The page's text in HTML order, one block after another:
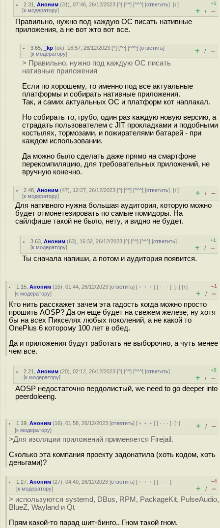
2.31 ,Аноним (31), 07:46, 26/12/2023 [^] [^^] [^^^] [ответить][↓]
[к модератору]
+1
+ / –
Правильно, нужно под каждую ОС писать нативные
приложения, а не вот жто вот все.
3.65 _kp (ok), 16:57, 26/12/2023 [^] [^^] [^^^] [ответить]
[к модератору] + / –
> Правильно, нужно под каждую ОС писать
нативные приложения
Если по хорошему, то именно под все актуальные
платформы и собирать нативные приложения.
Так, и самих актуальных ОС и платформ кот наплакал.
Но собирать то, грубо, один раз каждую новую версию, а
страдать пользователем с JIT прокладками и подобными
костылях, тормозами, и пожирателями батарей - при
каждом использовании.
Да можно было сделать даже прямо на смартфоне
перекомпиляцию, для требовательных приложений, не
вручную конечно.
2.48 ,Аноним (47), 12:27, 26/12/2023 [^] [^^] [^^^] [ответить][↑]
[к модератору] + / –
Для нативного нужна большая аудитория, которую можно
будет отмонетезировать по самые помидоры. На
сайлфише такой не было, нету, и видно не будет.
3.63 ,Аноним (63), 16:32, 26/12/2023 [^] [^^] [^^^] [ответить]
[к модератору]
+1
+ / –
Ты сначала напиши, а потом и аудитория появится.
1.15 ,Аноним (15), 01:44, 26/12/2023 [ответить] [ ﹢﹢﹢] [ · · ·][↓] [↑]
[к модератору]
–1
+ / –
Кто нить расскажет зачем эта гадость когда можно просто
прошить AOSP? Да он еще будет на свежем железе, ну хотя
бы на всех Пикселях любых поколений, а не какой то
OnePlus 6 которому 100 лет в обед.
Да и приложения будут работать не выборочно, а чуть менее
чем все.
2.21 ,Аноним (20), 02:12, 26/12/2023 [^] [^^] [^^^] [ответить]
[к модератору]
+5
+ / –
AOSP недостаточно пердолистый, we need to go deeper into
peerdoleeng.
1.19 ,Аноним (16), 01:58, 26/12/2023 [ответить] [ ﹢﹢﹢] [ · · ·][↑]
[к модератору] + / –
>Для изоляции приложений применяется Firejail.
Сколько эта компания проекту задонатила (хоть кодом, хоть
деньгами)?
1.27 ,Аноним (27), 04:40, 26/12/2023 [ответить] [ ﹢﹢﹢] [ · · ·]
[к модератору]
–4
+ / –
> используются systemd, DBus, RPM, PackageKit, PulseAudio,
BlueZ, Wayland и Qt
Прям какой-то парад шит-бинго.. Гном такой гном.